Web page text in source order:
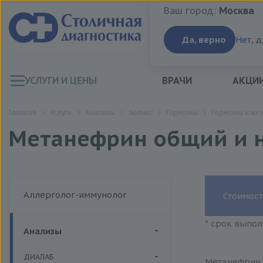
Ваш город:Москва
Ваш город: Москва
Да, верно Нет,
УСЛУГИ И ЦЕНЫ ВРАЧИ
Метанефрин общий и
Аллерголог-иммунолог
Анализы
ДИАЛАБ
* срок